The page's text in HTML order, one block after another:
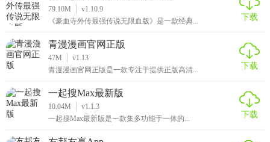
79.10M
v1.10.9
《豪血寺外传最强传说无限血版》是一款经典...
下载
青漫漫画官网正版
47M
v1.13
青漫漫画官网正版是一款专注于提供正版高清...
下载
一起搜Max最新版
10.04M
v1.1.3
一起搜Max最新版是一款集多功能于一体的...
下载